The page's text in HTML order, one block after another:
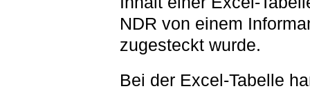
NDR von einem
zugesteckt wurde.
Bei der Excel-Tabelle